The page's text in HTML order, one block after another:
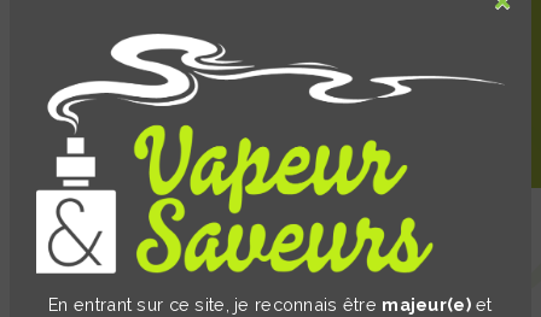
En entrant sur ce site, je reconnais être majeur(e)et
Un hit prononcé, avec une sensation de passage en
gorge marquée. Très proche du feeling authentique
des cigarettes de tabac. Une saveur "classique" neutre